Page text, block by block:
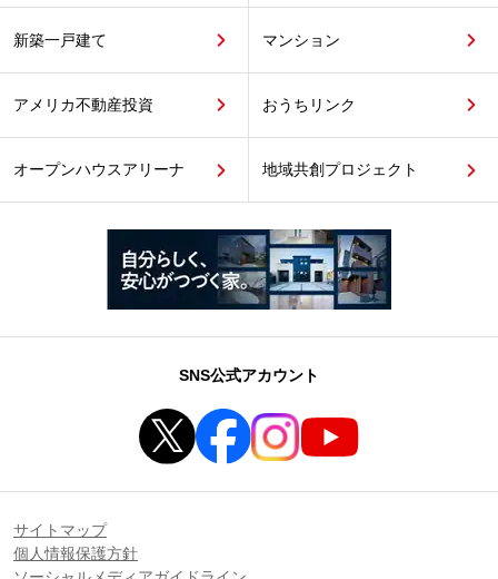
新築一戸建て マンション
アメリカ不動産投資 おうちリンク
オープンハウスアリーナ 地域共創プロジェクト
SNS公式アカウント
サイトマップ
個人情報保護方針